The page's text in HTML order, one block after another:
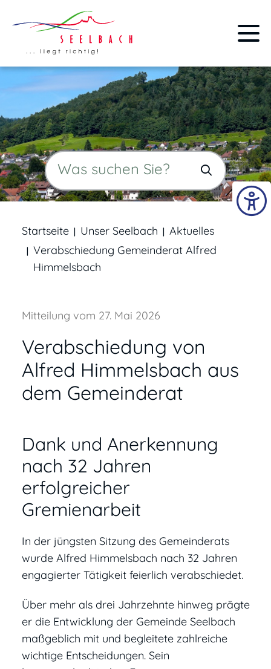
Startseite Unser Seelbach
Aktuelles
Verabschiedung Gemeinderat Alfred
Himmelsbach
Verabschiedung von
Alfred Himmelsbach aus
dem Gemeinderat
Dank und Anerkennung
nach 32 Jahren
erfolgreicher
Gremienarbeit
In der jüngsten Sitzung des Gemeinderats
wurde Alfred Himmelsbach nach 32 Jahren
engagierter Tätigkeit feierlich verabschiedet.
Über mehr als drei Jahrzehnte hinweg prägte
er die Entwicklung der Gemeinde Seelbach
maßgeblich mit und begleitete zahlreiche
wichtige Entscheidungen. Sein
Mitteilung vom 27. Mai 2026